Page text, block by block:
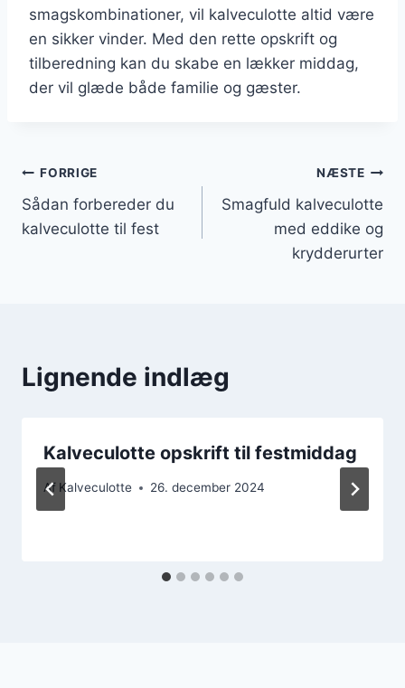
smagskombinationer, vil kalveculotte altid være
en sikker vinder. Med den rette opskrift og
tilberedning kan du skabe en lækker middag,
der vil glæde både familie og gæster.
Indlægsnavigation
FORRIGE
Sådan forbereder du
kalveculotte til fest
NÆSTE
Smagfuld kalveculotte
med eddike og
krydderurter
Lignende indlæg
Kalveculotte opskrift til festmiddag
Af Kalveculotte 26. december 2024